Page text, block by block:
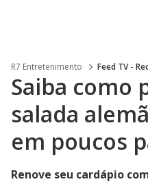
R7 Entretenimento Feed TV -
Saiba como
salada
em poucos
Renove seu cardápio